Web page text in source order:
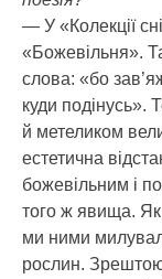
— У «Колекції
«Божевільня».
слова: «бо
куди подінусь».
й метеликом
естетична
божевільним і
того ж явища. Як
ми ними
рослин.